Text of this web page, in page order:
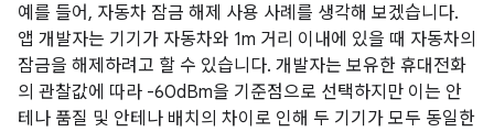
예를 들어, 자동차 잠금 해제 사용 사례를 생각해 보겠습니다.
앱 개발자는 기기가 자동차와 1m 거리 이내에 있을 때 자동차의
잠금을 해제하려고 할 수 있습니다. 개발자는 보유한 휴대전화
의 관찰값에 따라 -60dBm을 기준점으로 선택하지만 이는 안
테나 품질 및 안테나 배치의 차이로 인해 두 기기가 모두 동일한